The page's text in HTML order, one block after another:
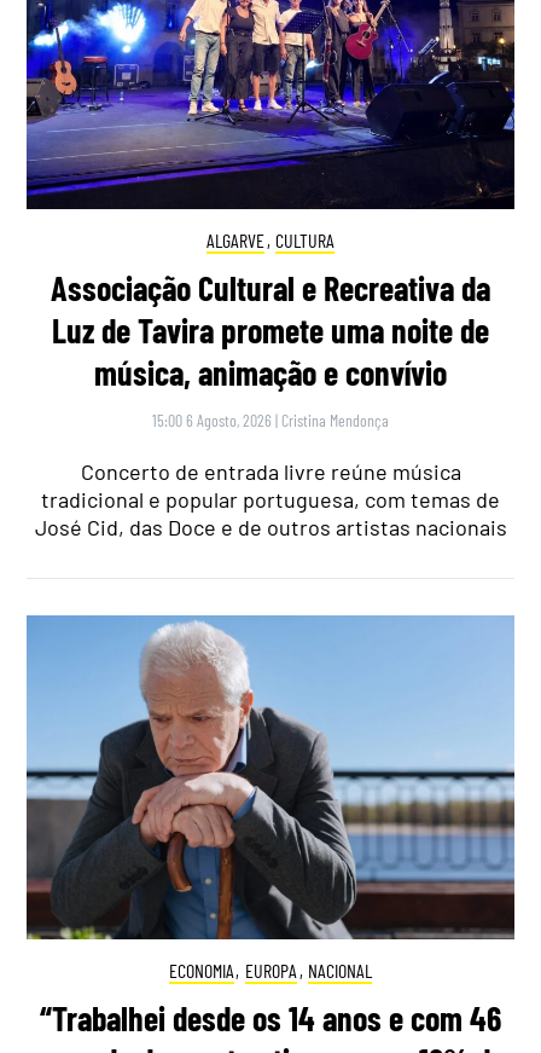
ALGARVE, CULTURA
Associação Cultural e Recreativa da
Luz de Tavira promete uma noite de
música, animação e convívio
15:00 6 Agosto, 2026 | Cristina Mendonça
Concerto de entrada livre reúne música
tradicional e popular portuguesa, com temas de
José Cid, das Doce e de outros artistas nacionais
ECONOMIA, EUROPA , NACIONAL
“Trabalhei desde os 14 anos e com 46